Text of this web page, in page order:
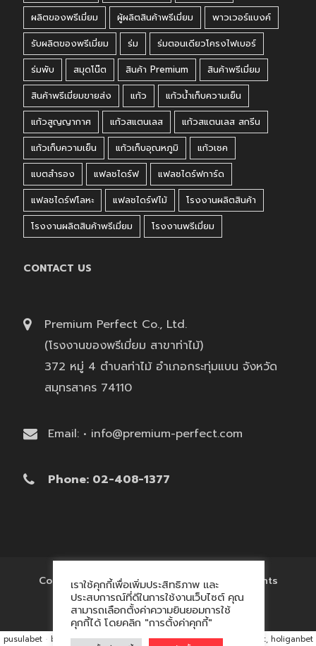
ผลิตของพรีเมี่ยม
ผู้ผลิตสินค้าพรีเมี่ยม
พาวเวอร์แบงค์
รับผลิตของพรีเมี่ยม
ร่ม
ร่มตอนเดียวโครงไฟเบอร์
ร่มพับ
สมุดโน๊ต สินค้า Premium
สินค้าพรีเมี่ยม
สินค้าพรีเมี่ยมขายส่ง
แก้ว
แก้วน้ำเก็บความเย็น
แก้วสูญญากาศ
แก้วสแตนเลส
แก้วสแตนเลส สกรีน
แก้วเก็บความเย็น
แก้วเก็บอุณหภูมิ
แก้วเชค
แบตสำรอง
แฟลชไดร์ฟ
แฟลชไดร์ฟการ์ด
แฟลชไดร์ฟโลหะ
แฟลชไดร์ฟไม้
โรงงานผลิตสินค้า
โรงงานผลิตสินค้าพรีเมี่ยม
โรงงานพรีเมี่ยม
CONTACT US
Premium Perfect Co., Ltd.
(โรงงานของพรีเมี่ยม สาขาท่าไม้)
372 หมู่ 4 ตำบลท่าไม้ อำเภอกระทุ่มแบน จังหวัด
สมุทรสาคร 74110
Email: • info@premium-perfect.com
Phone: 02-408-1377
Copyright © 2017 'โรงงานของพรีเมี่ยม' All Rights
Reserved.
เราใช้คุกกี้เพื่อเพิ่มประสิทธิภาพ และ
ประสบการณ์ที่ดีในการใช้งานเว็บไซต์ คุณ
สามารถเลือกตั้งค่าความยินยอมการใช้
คุกกี้ได้ โดยคลิก "การตั้งค่าคุกกี้"
pusulabet · betyap · avrupabet · matbet, matbet giriş ·
holiganbet, holiganbet